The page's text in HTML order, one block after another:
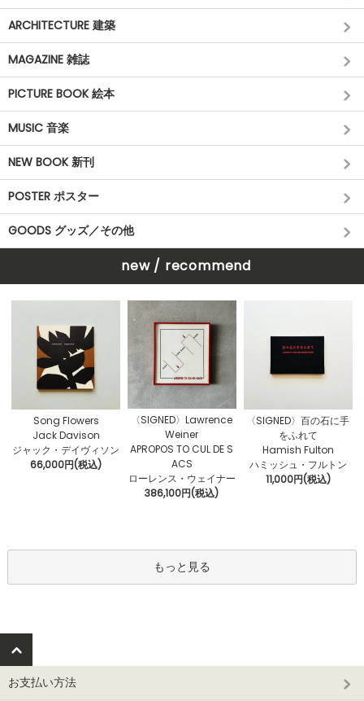
ARCHITECTURE 建築
MAGAZINE 雑誌
PICTURE BOOK 絵本
MUSIC 音楽
NEW BOOK 新刊
POSTER ポスター
GOODS グッズ／その他
new / recommend
Song Flowers
Jack Davison
ジャック・デイヴィソン
66,000円(税込)
〈SIGNED〉Lawrence
Weiner
APROPOS TO CUL DE S
ACS
ローレンス・ウェイナー
386,100円(税込)
〈SIGNED〉百の石に手
をふれて
Hamish Fulton
ハミッシュ・フルトン
11,000円(税込)
もっと見る
お支払い方法